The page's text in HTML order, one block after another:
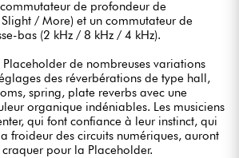
de profondeur de
/ More) et un commutateur de
bas (2 kHz / 8 kHz / 4 kHz).
de nombreuses variations
des réverbérations de type hall,
spring, plate reverbs avec une
organique indéniables. Les musiciens
qui font confiance à leur instinct, qui
froideur des circuits numériques, auront
pour la Placeholder.